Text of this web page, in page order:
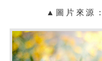
▲ 圖片來源：